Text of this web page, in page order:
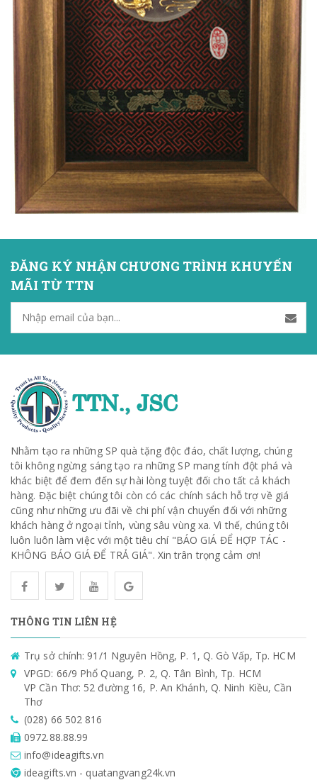
ĐĂNG KÝ NHẬN CHƯƠNG TRÌNH KHUYẾN
MÃI TỪ TTN
Nhằm tạo ra những SP quà tặng độc đáo, chất lượng, chúng
tôi không ngừng sáng tạo ra những SP mang tính đột phá và
khác biệt để đem đến sự hài lòng tuyệt đối cho tất cả khách
hàng. Đặc biệt chúng tôi còn có các chính sách hỗ trợ về giá
cũng như những ưu đãi về chi phí vận chuyển đối với những
khách hàng ở ngoại tỉnh, vùng sâu vùng xa. Vì thế, chúng tôi
luôn luôn làm việc với một tiêu chí "BÁO GIÁ ĐỂ HỢP TÁC -
KHÔNG BÁO GIÁ ĐỂ TRẢ GIÁ". Xin trân trọng cảm ơn!
THÔNG TIN LIÊN HỆ
Trụ sở chính: 91/1 Nguyên Hồng, P. 1, Q. Gò Vấp, Tp. HCM
VPGD: 66/9 Phổ Quang, P. 2, Q. Tân Bình, Tp. HCM
VP Cần Thơ: 52 đường 16, P. An Khánh, Q. Ninh Kiều, Cần
Thơ
(028) 66 502 816
0972.88.88.99
info@ideagifts.vn
ideagifts.vn - quatangvang24k.vn